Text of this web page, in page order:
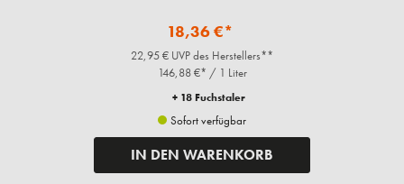
18,36 €*
22,95 € UVP des Herstellers**
146,88 €* / 1 Liter
+ 18 Fuchstaler
Sofort verfügbar
IN DEN WARENKORB